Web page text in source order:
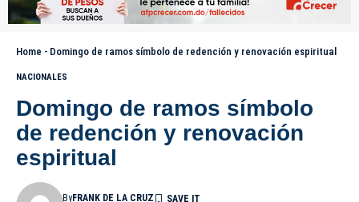
Home - Domingo de ramos símbolo de redención y renovación espiritual
NACIONALES
Domingo de ramos símbolo
de redención y renovación
espiritual
ByFRANK DE LA CRUZ